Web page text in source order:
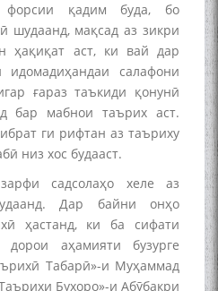
қадим буда, бо
шудаанд, мақсад аз зикри
ҳақиқат аст, ки вай дар
идомадиҳандаи салафони
ғараз таъкиди қонунӣ
бар мабнои таърих аст.
ги рифтан аз таъриху
низ хос будааст.
садсолаҳо хеле аз
Дар байни онҳо
ҳастанд, ки ба сифати
аҳамияти бузурге
Табарӣ»-и Муҳаммад
Бухоро»-и Абӯбакри